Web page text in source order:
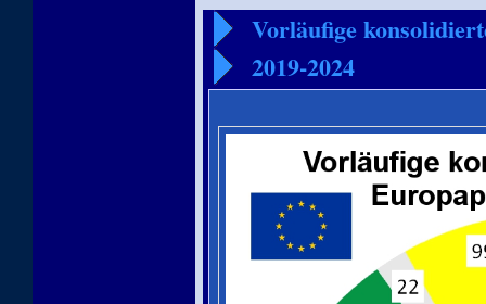
Vorläufige
2019-2024